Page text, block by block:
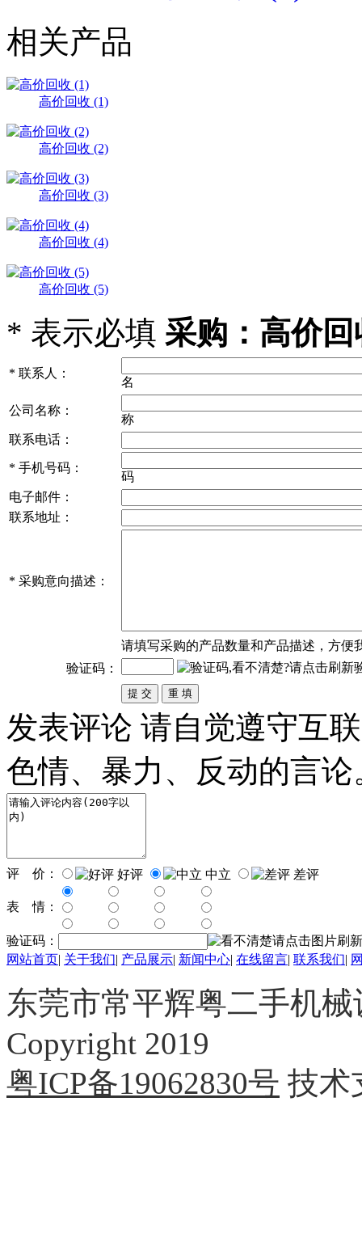
相关产品
高价回收 (1)
高价回收 (2)
高价回收 (3)
高价回收 (4)
高价回收 (5)
* 表示必填 采购：高价回
* 联系人：
名
公司名称：
称
联系电话：
* 手机号码：
码
电子邮件：
联系地址：
* 采购意向描述：
请填写采购的产品数量和产品描述，方便
验证码：
发表评论 请自觉遵守互
色情、暴力、反动的言论
评 价： 好评 中立 差评
表 情：
验证码：
网站首页| 关于我们| 产品展示| 新闻中心| 在线留言| 联系我们|
东莞市常平辉粤二手机
Copyright 2019
粤ICP备19062830号 技术